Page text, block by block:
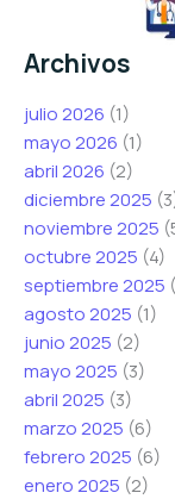
Archivos
julio 2026 (1)
mayo 2026 (1)
abril 2026 (2)
diciembre 2025
noviembre 2025
octubre 2025 (4)
septiembre 2025
agosto 2025 (1)
junio 2025 (2)
mayo 2025 (3)
abril 2025 (3)
marzo 2025 (6)
febrero 2025 (6)
enero 2025 (2)